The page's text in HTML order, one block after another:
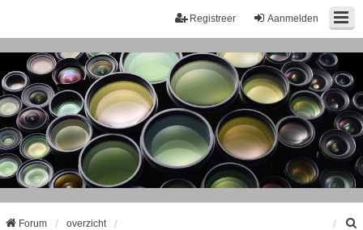
Aanmelden
Registreer
Forum overzicht